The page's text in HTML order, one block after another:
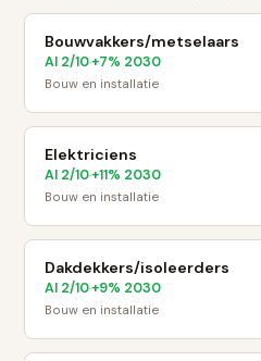
Bouwvakkers/metselaars
AI 2/10·+7% 2030
Bouw en installatie
Elektriciens
AI 2/10·+11% 2030
Bouw en installatie
Dakdekkers/isoleerders
AI 2/10·+9% 2030
Bouw en installatie